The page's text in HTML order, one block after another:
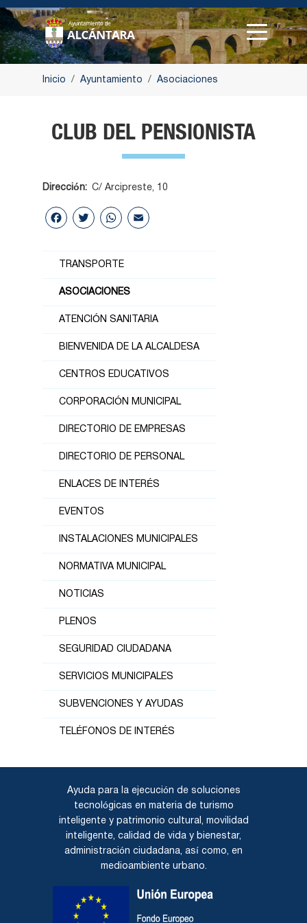
Pasar
contenido
principal
navegación
Inicio Ayuntamiento Asociaciones
CLUB DEL PENSIONISTA
TRANSPORTE
ASOCIACIONES
ATENCIÓN SANITARIA
BIENVENIDA DE LA ALCALDESA
CENTROS EDUCATIVOS
CORPORACIÓN MUNICIPAL
DIRECTORIO DE EMPRESAS
DIRECTORIO DE PERSONAL
ENLACES DE INTERÉS
EVENTOS
INSTALACIONES MUNICIPALES
NORMATIVA MUNICIPAL
NOTICIAS
PLENOS
SEGURIDAD CIUDADANA
SERVICIOS MUNICIPALES
SUBVENCIONES Y AYUDAS
TELÉFONOS DE INTERÉS
Dirección C/ Arcipreste, 10
Facebook
TwitterWhatsApp
Ayuda para la ejecución de soluciones
tecnológicas en materia de turismo
inteligente y patrimonio cultural, movilidad
inteligente, calidad de vida y bienestar,
administración ciudadana, así como, en
medioambiente urbano.